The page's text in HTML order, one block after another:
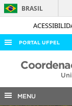
BRASIL
PORTAL UFPEL
ACESSO À
COBALTO
MENU